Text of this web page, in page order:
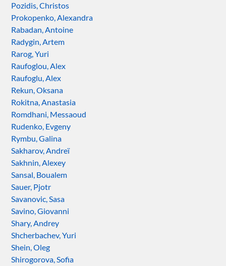
Pozidis, Christos
Prokopenko, Alexandra
Rabadan, Antoine
Radygin, Artem
Rarog, Yuri
Raufoglou, Alex
Raufoglu, Alex
Rekun, Oksana
Rokitna, Anastasia
Romdhani, Messaoud
Rudenko, Evgeny
Rymbu, Galina
Sakharov, Andreï
Sakhnin, Alexey
Sansal, Boualem
Sauer, Pjotr
Savanovic, Sasa
Savino, Giovanni
Shary, Andrey
Shcherbachev, Yuri
Shein, Oleg
Shirogorova, Sofia